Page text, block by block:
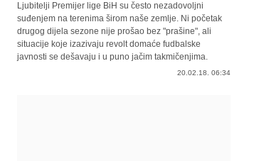
Ljubitelji Premijer lige BiH su često nezadovoljni
suđenjem na terenima širom naše zemlje. Ni početak
drugog dijela sezone nije prošao bez "prašine", ali
situacije koje izazivaju revolt domaće fudbalske
javnosti se dešavaju i u puno jačim takmičenjima.
20.02.18. 06:34